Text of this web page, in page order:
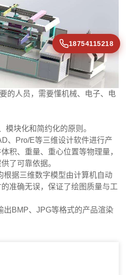
的人员，需要懂机械、电子、电
模块化和简约化的原则。
、Pro/E等三维设计软件进行产
积、重量、重心位置等物理量，
了可靠依据。
根据三维数字模型由计算机自动
准确无误，保证了绘图质量与工
出BMP、JPG等格式的产品渲染
18754115218